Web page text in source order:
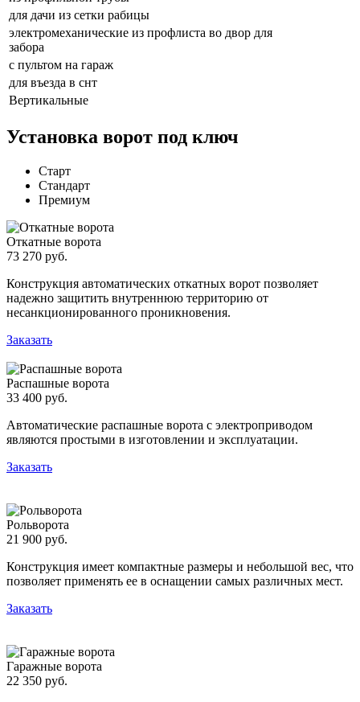
для дачи из сетки рабицы
электромеханические из профлиста во двор для
забора
с пультом на гараж
для въезда в снт
Вертикальные
Установка ворот под ключ
Старт
Стандарт
Премиум
Откатные ворота
73 270 руб.
Конструкция автоматических откатных ворот позволяет
надежно защитить внутреннюю территорию от
несанкционированного проникновения.
Заказать
Распашные ворота
33 400 руб.
Автоматические распашные ворота с электроприводом
являются простыми в изготовлении и эксплуатации.
Заказать
Рольворота
21 900 руб.
Конструкция имеет компактные размеры и небольшой вес, что
позволяет применять ее в оснащении самых различных мест.
Заказать
Гаражные ворота
22 350 руб.